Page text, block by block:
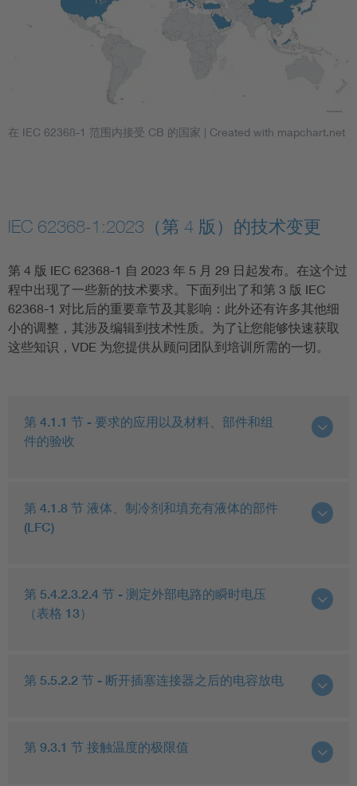
在 IEC 62368-1 范围内接受 CB 的国家 | Created with mapchart.net
IEC 62368-1:2023（第 4 版）的技术变更
第 4 版 IEC 62368-1 自 2023 年 5 月 29 日起发布。在这个过
程中出现了一些新的技术要求。下面列出了和第 3 版 IEC
62368-1 对比后的重要章节及其影响：此外还有许多其他细
小的调整，其涉及编辑到技术性质。为了让您能够快速获取
这些知识，VDE 为您提供从顾问团队到培训所需的一切。
第 4.1.1 节 - 要求的应用以及材料、部件和组
件的验收
第 4.1.8 节 液体、制冷剂和填充有液体的部件
(LFC)
第 5.4.2.3.2.4 节 - 测定外部电路的瞬时电压
（表格 13）
第 5.5.2.2 节 - 断开插塞连接器之后的电容放电
第 9.3.1 节 接触温度的极限值